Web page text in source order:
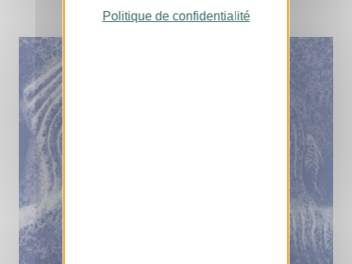
Politique de confidentialité